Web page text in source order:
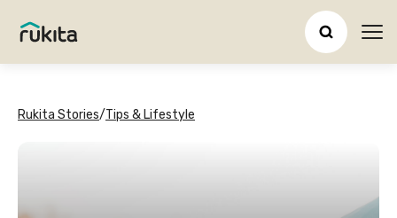
Rukita Stories/Tips & Lifestyle